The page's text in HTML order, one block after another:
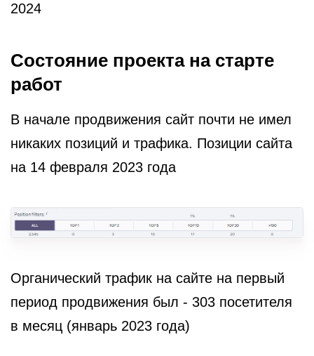
2024
Состояние проекта на старте
работ
В начале продвижения сайт почти не имел
никаких позиций и трафика. Позиции сайта
на 14 февраля 2023 года
Органический трафик на сайте на первый
период продвижения был - 303 посетителя
в месяц (январь 2023 года)